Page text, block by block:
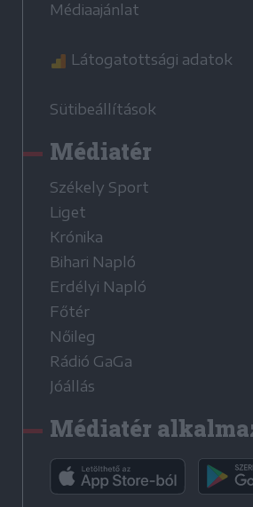
Médiaajánlat
Látogatottsági adatok
Sütibeállítások
Médiatér
Székely Sport
Liget
Krónika
Bihari Napló
Erdélyi Napló
Főtér
Nőileg
Rádió GaGa
Jóállás
Médiatér